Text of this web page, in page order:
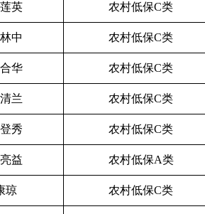
英 农村低保C类
中 农村低保C类
华 农村低保C类
兰 农村低保C类
秀 农村低保C类
益 农村低保A类
琼 农村低保C类